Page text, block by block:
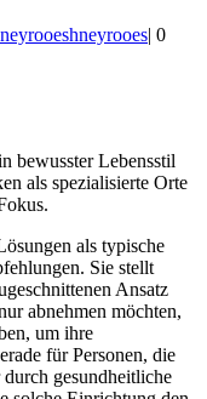
hneyrooes| 0
bewusster Lebensstil
als spezialisierte Orte
als typische
Sie stellt
Ansatz
abnehmen möchten,
um ihre
für Personen, die
gesundheitliche